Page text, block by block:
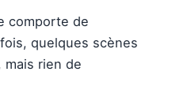
comporte de
quelques scènes
mais rien de